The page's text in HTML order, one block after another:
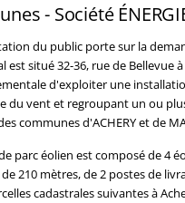
- Société
du public porte sur la
est situé 32-36, rue de
d'exploiter une
du vent et regroupant un ou
communes d'ACHERY et de
parc éolien est composé de 4
210 mètres, de 2 postes de
cadastrales suivantes à